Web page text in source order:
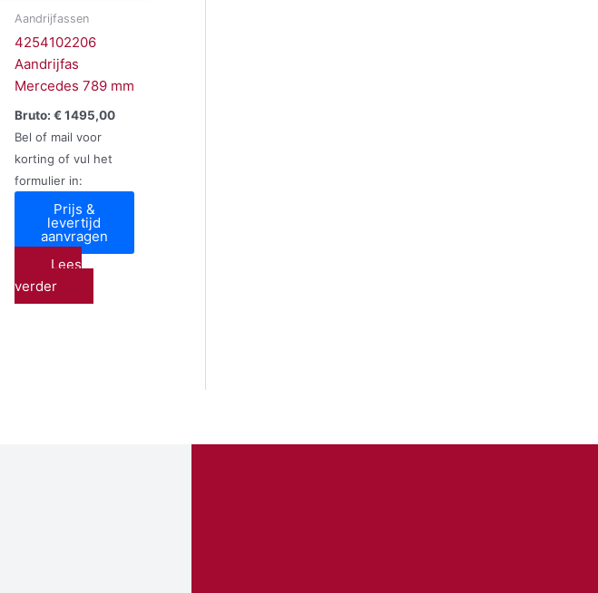
Aandrijfassen
4254102206
Aandrijfas
Mercedes 789 mm
Bruto: €1495,00
Bel of mail voor
korting of vul het
formulier in:
Prijs &
levertijd
aanvragen
Lees
verder